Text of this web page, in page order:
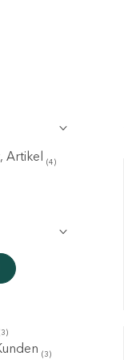
Artikel (4)
(3)